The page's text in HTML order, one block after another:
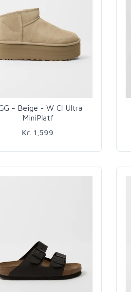
- Beige - W Cl Ultra
MiniPlatf
Kr. 1,599